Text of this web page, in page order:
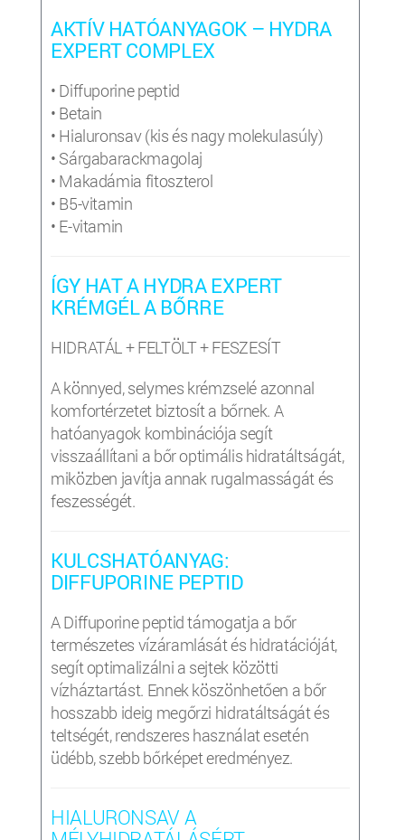
AKTÍV HATÓANYAGOK – HYDRA
EXPERT COMPLEX
• Diffuporine peptid
• Betain
• Hialuronsav (kis és nagy molekulasúly)
• Sárgabarackmagolaj
• Makadámia fitoszterol
• B5-vitamin
• E-vitamin
ÍGY HAT A HYDRA EXPERT
KRÉMGÉL A BŐRRE
HIDRATÁL + FELTÖLT + FESZESÍT
A könnyed, selymes krémzselé azonnal
komfortérzetet biztosít a bőrnek. A
hatóanyagok kombinációja segít
visszaállítani a bőr optimális hidratáltságát,
miközben javítja annak rugalmasságát és
feszességét.
KULCSHATÓANYAG:
DIFFUPORINE PEPTID
A Diffuporine peptid támogatja a bőr
természetes vízáramlását és hidratációját,
segít optimalizálni a sejtek közötti
vízháztartást. Ennek köszönhetően a bőr
hosszabb ideig megőrzi hidratáltságát és
teltségét, rendszeres használat esetén
üdébb, szebb bőrképet eredményez.
HIALURONSAV A